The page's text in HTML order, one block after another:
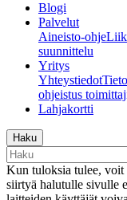
Blogi
Palvelut
Aineisto-ohje
suunnittelu
Yritys
Yhteystiedot
ohjeistus
Lahjakortti
Haku
Kun tuloksia tulee, voit
siirtyä halutulle sivulle